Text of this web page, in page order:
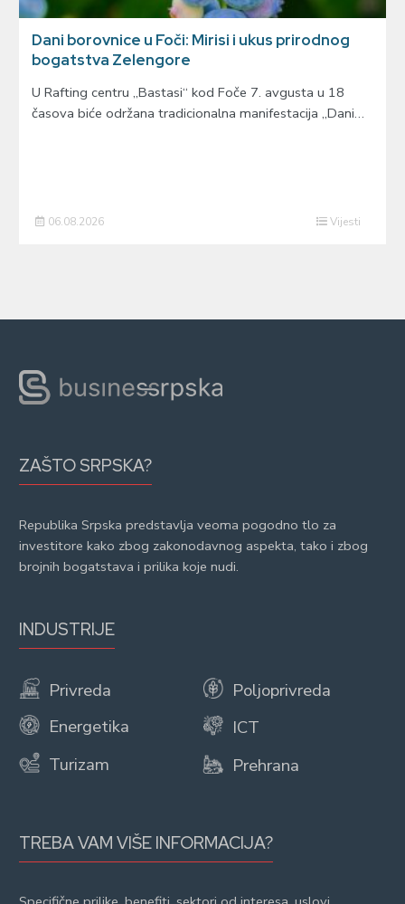
Dani borovnice u Foči: Mirisi i ukus prirodnog
bogatstva Zelengore
U Rafting centru „Bastasi“ kod Foče 7. avgusta u 18
časova biće održana tradicionalna manifestacija „Dani…
06.08.2026 Vijesti
ZAŠTO SRPSKA?
Republika Srpska predstavlja veoma pogodno tlo za
investitore kako zbog zakonodavnog aspekta, tako i zbog
brojnih bogatstava i prilika koje nudi.
INDUSTRIJE
Privreda
Energetika
Turizam
Poljoprivreda
ICT
Prehrana
TREBA VAM VIŠE INFORMACIJA?